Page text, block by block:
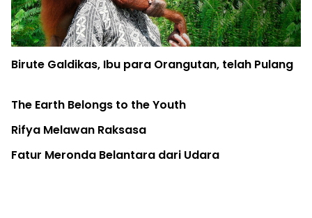
Birute Galdikas, Ibu para Orangutan, telah Pulang
The Earth Belongs to the Youth
Rifya Melawan Raksasa
Fatur Meronda Belantara dari Udara